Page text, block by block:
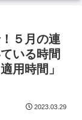
５月の連
いる時間
用時間」
2023.03.29